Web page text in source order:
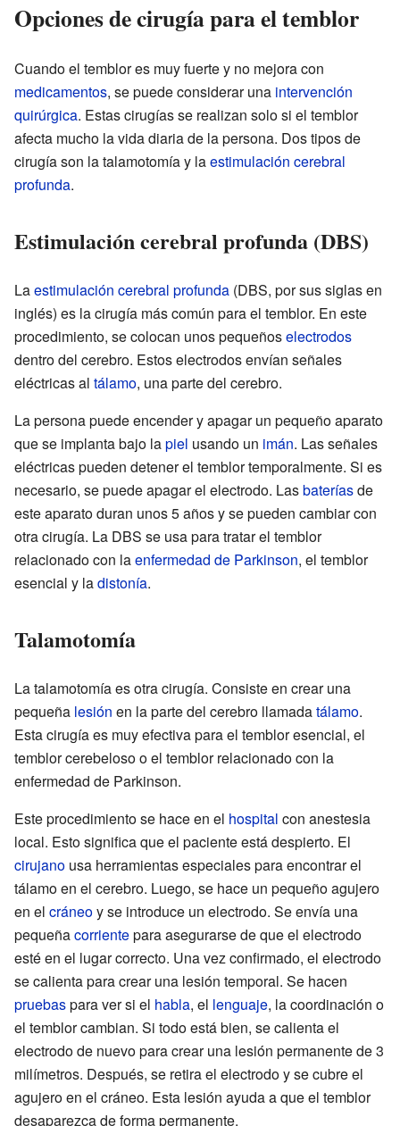
Opciones de cirugía para el temblor
Cuando el temblor es muy fuerte y no mejora con
medicamentos, se puede considerar una intervención
quirúrgica. Estas cirugías se realizan solo si el temblor
afecta mucho la vida diaria de la persona. Dos tipos de
cirugía son la talamotomía y laestimulación cerebral
profunda.
Estimulación cerebral profunda (DBS)
Laestimulación cerebral profunda (DBS, por sus siglas en
inglés) es la cirugía más común para el temblor. En este
procedimiento, se colocan unos pequeñoselectrodos
dentro del cerebro. Estos electrodos envían señales
eléctricas al tálamo, una parte del cerebro.
La persona puede encender y apagar un pequeño aparato
que se implanta bajo lapiel usando un imán. Las señales
eléctricas pueden detener el temblor temporalmente. Si es
necesario, se puede apagar el electrodo. Lasbateríasde
este aparato duran unos 5 años y se pueden cambiar con
otra cirugía. La DBS se usa para tratar el temblor
relacionado con laenfermedad de Parkinson, el temblor
esencial y ladistonía.
Talamotomía
La talamotomía es otra cirugía. Consiste en crear una
pequeña lesión en la parte del cerebro llamadatálamo.
Esta cirugía es muy efectiva para el temblor esencial, el
temblor cerebeloso o el temblor relacionado con la
enfermedad de Parkinson.
Este procedimiento se hace en el hospital con anestesia
local. Esto significa que el paciente está despierto. El
cirujano usa herramientas especiales para encontrar el
tálamo en el cerebro. Luego, se hace un pequeño agujero
en el cráneoy se introduce un electrodo. Se envía una
pequeñacorrientepara asegurarse de que el electrodo
esté en el lugar correcto. Una vez confirmado, el electrodo
se calienta para crear una lesión temporal. Se hacen
pruebaspara ver si el habla, el lenguaje, la coordinación o
el temblor cambian. Si todo está bien, se calienta el
electrodo de nuevo para crear una lesión permanente de 3
milímetros. Después, se retira el electrodo y se cubre el
agujero en el cráneo. Esta lesión ayuda a que el temblor
desaparezca de forma permanente.